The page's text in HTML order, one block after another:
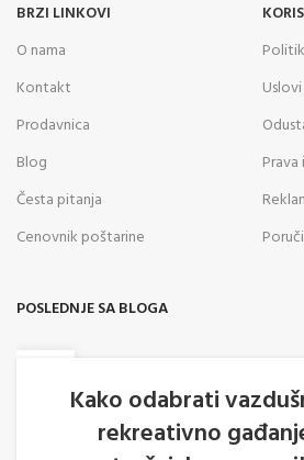
BRZI LINKOVI
O nama
Kontakt
Prodavnica
Blog
Česta pitanja
Cenovnik poštarine
POSLEDNJE SA BLOGA
Kako odabrati
rekreativno